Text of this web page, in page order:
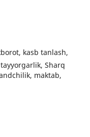
kasb tanlash,
Sharq
maktab,